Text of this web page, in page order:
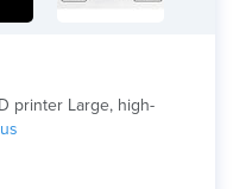
printer Large, high-